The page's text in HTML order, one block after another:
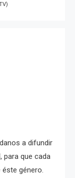
a difundir
para que cada
género.